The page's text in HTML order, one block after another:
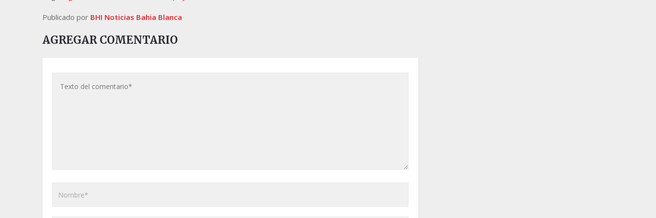
Publicado por BHI Noticias Bahia Blanca
AGREGAR COMENTARIO